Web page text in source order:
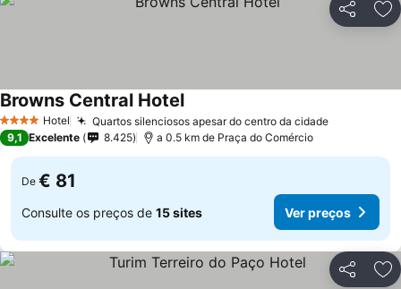
Partilhar
4 EstrelasHotel Quartos silenciosos apesar do centro da cidade
Browns Central Hotel
9,1 Excelente 8.425 a 0.5 km de Praça do Comércio
De € 81
Consulte os preços de 15 sites Ver preços
Partilhar